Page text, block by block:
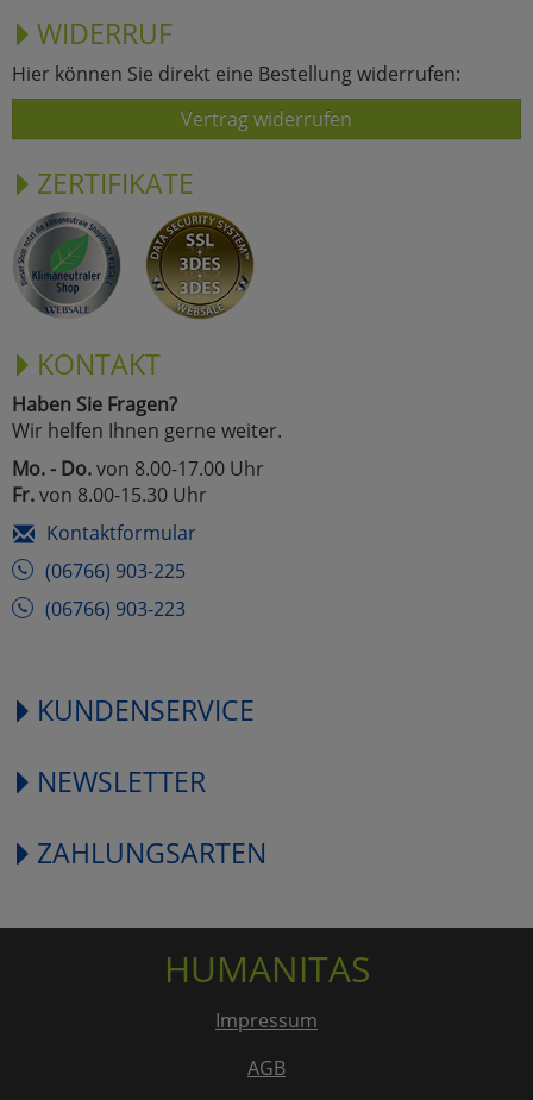
WIDERRUF
Hier können Sie direkt eine Bestellung widerrufen:
Vertrag widerrufen
ZERTIFIKATE
KONTAKT
Haben Sie Fragen?
Wir helfen Ihnen gerne weiter.
Mo. - Do.von 8.00-17.00 Uhr
Fr.von 8.00-15.30 Uhr
Kontaktformular
(06766) 903-225
(06766) 903-223
KUNDENSERVICE
NEWSLETTER
ZAHLUNGSARTEN
HUMANITAS
Impressum
AGB